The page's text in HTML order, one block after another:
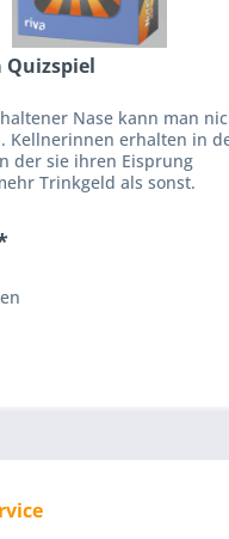
Nase kann man
Kellnerinnen erhalten in
der sie ihren Eisprung
Trinkgeld als sonst.